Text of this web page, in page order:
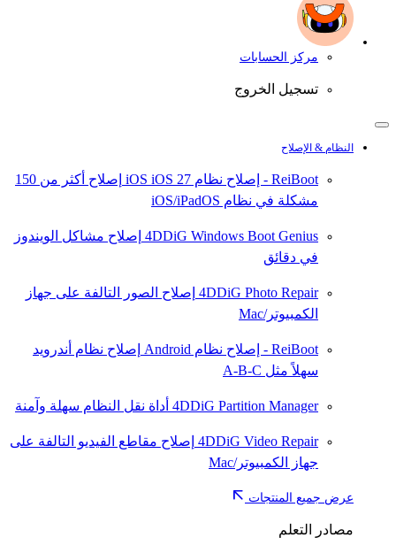
مركز الحسابات
تسجيل الخروج
النظام & الإصلاح
ReiBoot - إصلاح نظام iOS iOS 27
إصلاح أكثر من 150
مشكلة في نظام iOS/iPadOS
4DDiG Windows Boot Genius إصلاح مشاكل الويندوز
في دقائق
4DDiG Photo Repair إصلاح الصور التالفة على جهاز
الكمبيوتر/Mac
ReiBoot - إصلاح نظام Android
إصلاح نظام أندرويد
سهلاً مثل A-B-C
4DDiG Partition Manager أداة نقل النظام سهلة وآمنة
4DDiG Video Repair إصلاح مقاطع الفيديو التالفة على
جهاز الكمبيوتر/Mac
عرض جميع المنتجات
مصادر التعلم